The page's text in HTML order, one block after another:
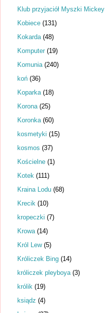
Klub przyjaciół Myszki Mickey
Kobiece (131)
Kokarda (48)
Komputer (19)
Komunia (240)
koń (36)
Koparka (18)
Korona (25)
Koronka (60)
kosmetyki (15)
kosmos (37)
Kościelne (1)
Kotek (111)
Kraina Lodu (68)
Krecik (10)
kropeczki (7)
Krowa (14)
Król Lew (5)
Króliczek Bing (14)
króliczek pleyboya (3)
królik (19)
ksiądz (4)